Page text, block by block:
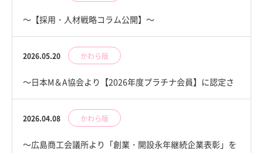
～【採用・人材戦略コラム公開】～
キャリア転換モデル一覧を公開しました
2026.05.20 かわら版
～日本M＆A協会より【2026年度プラチナ会員】に認定さ
れました～
2026.04.08 かわら版
～広島商工会議所より「創業・開設永年継続企業表彰」を